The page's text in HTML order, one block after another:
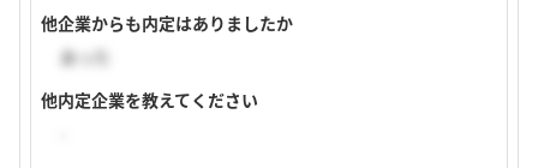
他企業からも内定はありましたか
あった
他内定企業を教えてください